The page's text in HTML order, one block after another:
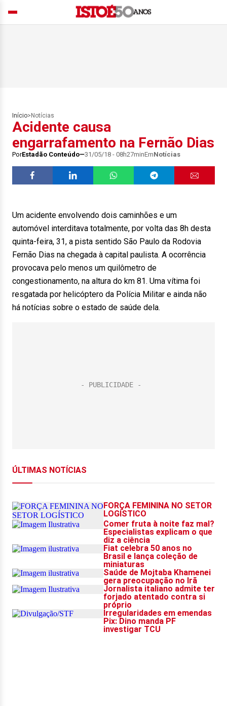
Início> Notícias
Acidente causa
engarrafamento na Fernão Dias
PorEstadão Conteúdo 31/05/18 - 08h27minEmNotícias
Um acidente envolvendo dois caminhões e um
automóvel interditava totalmente, por volta das 8h desta
quinta-feira, 31, a pista sentido São Paulo da Rodovia
Fernão Dias na chegada à capital paulista. A ocorrência
provocava pelo menos um quilômetro de
congestionamento, na altura do km 81. Uma vítima foi
resgatada por helicóptero da Polícia Militar e ainda não
há notícias sobre o estado de saúde dela.